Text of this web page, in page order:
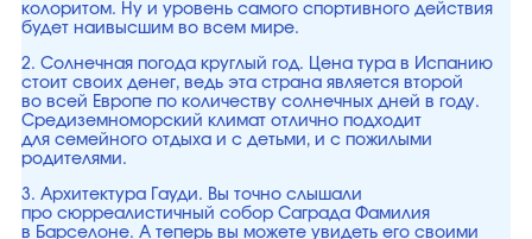
колоритом. Ну и уровень самого спортивного действия
будет наивысшим во всем мире.
2. Солнечная погода круглый год. Цена тура в Испанию
стоит своих денег, ведь эта страна является второй
во всей Европе по количеству солнечных дней в году.
Средиземноморский климат отлично подходит
для семейного отдыха и с детьми, и с пожилыми
родителями.
3. Архитектура Гауди. Вы точно слышали
про сюрреалистичный собор Саграда Фамилия
в Барселоне. А теперь вы можете увидеть его своими